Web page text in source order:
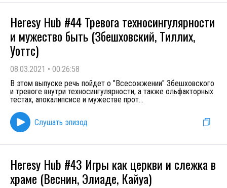
Heresy Hub #44 Тревога техносингулярности
и мужество быть (Збешховский, Тиллих,
Уоттс)
08.03.2021 • 00:26:58
В этом выпуске речь пойдет о "Всесожжении" Збешховского
и тревоге внутри техносингулярности, а также ольфакторных
тестах, апокалипсисе и мужестве прот...
Слушать эпизод
Heresy Hub #43 Игры как церкви и слежка в
храме (Веснин, Элиаде, Кайуа)